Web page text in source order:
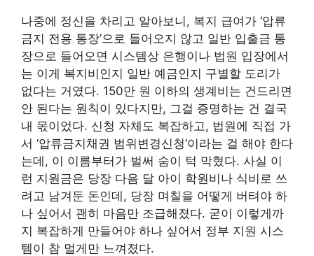
나중에 정신을 차리고 알아보니, 복지 급여가 ‘압류
금지 전용 통장’으로 들어오지 않고 일반 입출금 통
장으로 들어오면 시스템상 은행이나 법원 입장에서
는 이게 복지비인지 일반 예금인지 구별할 도리가
없다는 거였다. 150만 원 이하의 생계비는 건드리면
안 된다는 원칙이 있다지만, 그걸 증명하는 건 결국
내 몫이었다. 신청 자체도 복잡하고, 법원에 직접 가
서 ‘압류금지채권 범위변경신청’이라는 걸 해야 한다
는데, 이 이름부터가 벌써 숨이 턱 막혔다. 사실 이
런 지원금은 당장 다음 달 아이 학원비나 식비로 쓰
려고 남겨둔 돈인데, 당장 며칠을 어떻게 버텨야 하
나 싶어서 괜히 마음만 조급해졌다. 굳이 이렇게까
지 복잡하게 만들어야 하나 싶어서 정부 지원 시스
템이 참 멀게만 느껴졌다.